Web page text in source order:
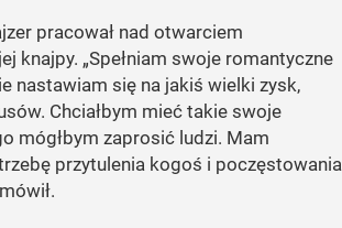
pracował nad otwarciem
knajpy. „Spełniam swoje romantyczne
nastawiam się na jakiś wielki zysk,
Chciałbym mieć takie swoje
mógłbym zaprosić ludzi. Mam
przytulenia kogoś i poczęstowania